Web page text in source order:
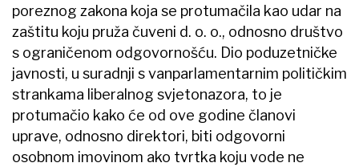
poreznog zakona koja se protumačila kao udar na
zaštitu koju pruža čuveni d. o. o., odnosno društvo
s ograničenom odgovornošću. Dio poduzetničke
javnosti, u suradnji s vanparlamentarnim političkim
strankama liberalnog svjetonazora, to je
protumačio kako će od ove godine članovi
uprave, odnosno direktori, biti odgovorni
osobnom imovinom ako tvrtka koju vode ne